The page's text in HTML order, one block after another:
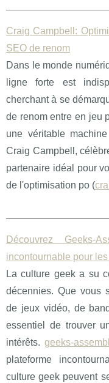
Craig Campbell:
SEO de renom
Dans le monde
ligne forte est
cherchant à se
de renom entre en jeu
une véritable
Craig Campbell,
partenaire idéal pour
de l'optimisation po (
Découvrez Geeks-
incontournable pour
La culture geek a su
décennies. Que vous
de jeux vidéo, de
essentiel de trouver
intérêts. geeks-
plateforme
culture geek peuvent